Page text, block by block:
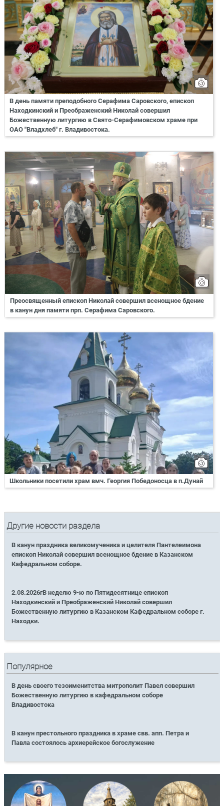
В день памяти преподобного Серафима Саровского, епископ
Находкинский и Преображенский Николай совершил
Божественную литургию в Свято-Серафимовском храме при
ОАО "Владхлеб" г. Владивостока.
Преосвященный епископ Николай совершил всенощное бдение
в канун дня памяти прп. Серафима Саровского.
Школьники посетили храм вмч. Георгия Победоносца в п.Дунай
Другие новости раздела
В канун праздника великомученика и целителя Пантелеимона
епископ Николай совершил всенощное бдение в Казанском
Кафедральном соборе.
2.08.2026гВ неделю 9-ю по Пятидесятнице епископ
Находкинский и Преображенский Николай совершил
Божественную литургию в Казанском Кафедральном соборе г.
Находки.
Популярное
В день своего тезоименитства митрополит Павел совершил
Божественную литургию в кафедральном соборе
Владивостока
В канун престольного праздника в храме свв. апп. Петра и
Павла состоялось архиерейское богослужение